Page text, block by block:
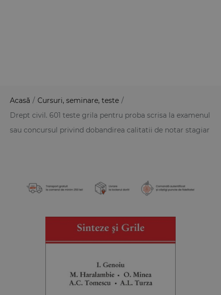
Acasă / Cursuri, seminare, teste /
Drept civil. 601 teste grila pentru proba scrisa la examenul
sau concursul privind dobandirea calitatii de notar stagiar